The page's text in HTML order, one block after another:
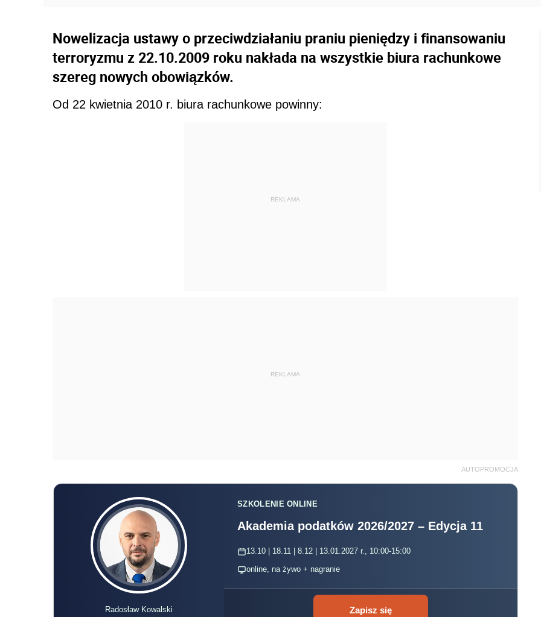
Nowelizacja ustawy o przeciwdziałaniu praniu pieniędzy i finansowaniu
terroryzmu z 22.10.2009 roku nakłada na wszystkie biura rachunkowe
szereg nowych obowiązków.
Od 22 kwietnia 2010 r. biura rachunkowe powinny:
REKLAMA
REKLAMA
AUTOPROMOCJA
Radosław Kowalski
SZKOLENIE ONLINE
Akademia podatków 2026/2027 – Edycja 11
13.10 | 18.11 | 8.12 | 13.01.2027 r., 10:00-15:00
online, na żywo + nagranie
Zapisz się